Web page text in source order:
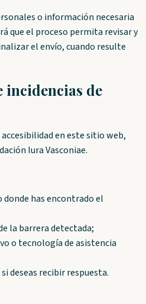
o información necesaria
que el proceso permita revisar y
el envío, cuando resulte
incidencias de
en este sitio web,
Iura Vasconiae.
has encontrado el
la barrera detectada;
o tecnología de asistencia
deseas recibir respuesta.